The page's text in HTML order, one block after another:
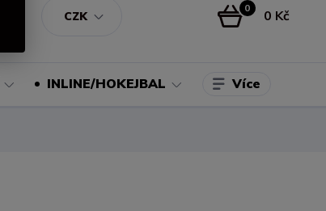
CZK
0 0 Kč
INLINE/HOKEJBAL Více